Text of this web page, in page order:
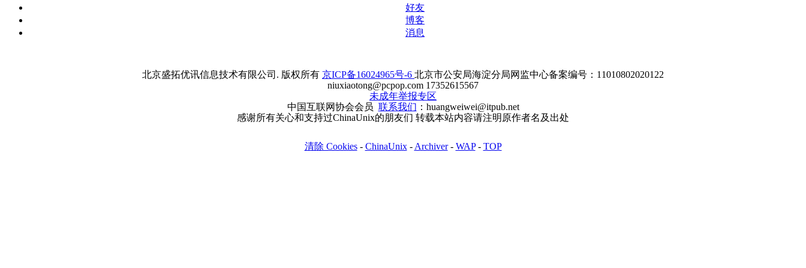
好友
博客
消息
北京盛拓优讯信息技术有限公司. 版权所有 京ICP备16024965号-6 北京市公安局海淀分局网监中心备案编号：11010802020122
niuxiaotong@pcpop.com 17352615567
未成年举报专区
中国互联网协会会员 联系我们 ：huangweiwei@itpub.net
感谢所有关心和支持过ChinaUnix的朋友们 转载本站内容请注明原作者名及出处
清除 Cookies- ChinaUnix- Archiver- WAP- TOP